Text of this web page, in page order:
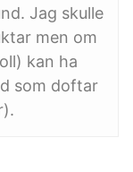
Jag skulle
men om
kan ha
som doftar